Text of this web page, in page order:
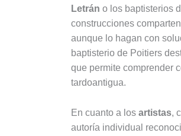
Letrán o los baptisterios
construcciones
aunque lo hagan con
baptisterio de Poitiers
que permite comprender
tardoantigua.
En cuanto a los artistas,
autoría individual